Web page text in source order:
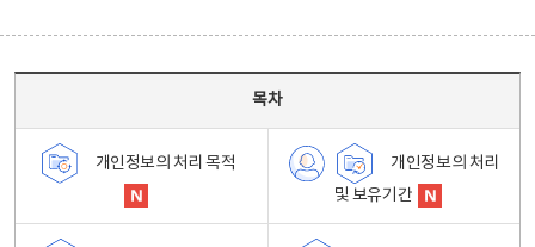
목차
개인정보의 처리 목적
개인정보의 처리
및 보유기간